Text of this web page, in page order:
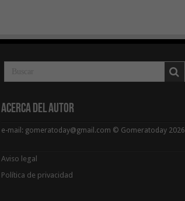
Acerca del Autor
e-mail: gomeratoday@gmail.com © Gomeratoday 2026
Aviso legal
Política de privacidad